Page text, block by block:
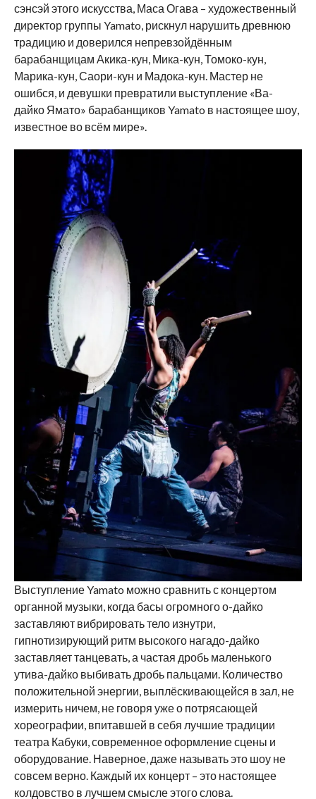
сэнсэй этого искусства, Маса Огава – художественный
директор группы Yamato, рискнул нарушить древнюю
традицию и доверился непревзойдённым
барабанщицам Акика-кун, Мика-кун, Томоко-кун,
Марика-кун, Саори-кун и Мадока-кун. Мастер не
ошибся, и девушки превратили выступление «Ва-
дайко Ямато» барабанщиков Yamato в настоящее шоу,
известное во всём мире».
Выступление Yamato можно сравнить с концертом
органной музыки, когда басы огромного о-дайко
заставляют вибрировать тело изнутри,
гипнотизирующий ритм высокого нагадо-дайко
заставляет танцевать, а частая дробь маленького
утива-дайко выбивать дробь пальцами. Количество
положительной энергии, выплёскивающейся в зал, не
измерить ничем, не говоря уже о потрясающей
хореографии, впитавшей в себя лучшие традиции
театра Кабуки, современное оформление сцены и
оборудование. Наверное, даже называть это шоу не
совсем верно. Каждый их концерт – это настоящее
колдовство в лучшем смысле этого слова.